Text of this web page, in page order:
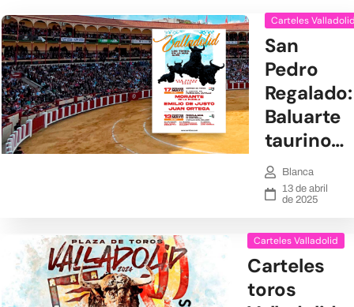
Carteles
San
Pedro
Regalado:
Baluarte
taurino…
Blanca
13 de abril
de 2025
Carteles Valladolid
Carteles
toros